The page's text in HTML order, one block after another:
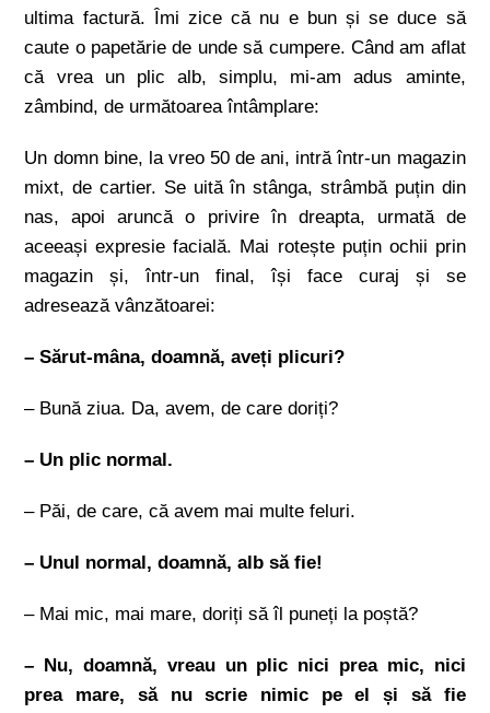
ultima factură. Îmi zice că nu e bun și se duce să
caute o papetărie de unde să cumpere. Când am aflat
că vrea un plic alb, simplu, mi-am adus aminte,
zâmbind, de următoarea întâmplare:
Un domn bine, la vreo 50 de ani, intră într-un magazin
mixt, de cartier. Se uită în stânga, strâmbă puțin din
nas, apoi aruncă o privire în dreapta, urmată de
aceeași expresie facială. Mai rotește puțin ochii prin
magazin și, într-un final, își face curaj și se
adresează vânzătoarei:
– Sărut-mâna, doamnă, aveți plicuri?
– Bună ziua. Da, avem, de care doriți?
– Un plic normal.
– Păi, de care, că avem mai multe feluri.
– Unul normal, doamnă, alb să fie!
– Mai mic, mai mare, doriți să îl puneți la poștă?
– Nu, doamnă, vreau un plic nici prea mic, nici
prea mare, să nu scrie nimic pe el și să fie